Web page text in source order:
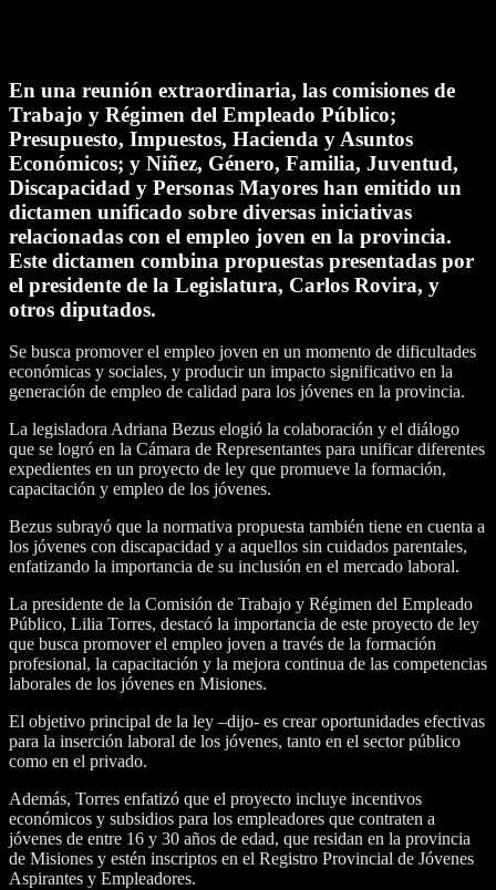
En una reunión extraordinaria, las comisiones de
Trabajo y Régimen del Empleado Público;
Presupuesto, Impuestos, Hacienda y Asuntos
Económicos; y Niñez, Género, Familia, Juventud,
Discapacidad y Personas Mayores han emitido un
dictamen unificado sobre diversas iniciativas
relacionadas con el empleo joven en la provincia.
Este dictamen combina propuestas presentadas por
el presidente de la Legislatura, Carlos Rovira, y
otros diputados.
Se busca promover el empleo joven en un momento de dificultades
económicas y sociales, y producir un impacto significativo en la
generación de empleo de calidad para los jóvenes en la provincia.
La legisladora Adriana Bezus elogió la colaboración y el diálogo
que se logró en la Cámara de Representantes para unificar diferentes
expedientes en un proyecto de ley que promueve la formación,
capacitación y empleo de los jóvenes.
Bezus subrayó que la normativa propuesta también tiene en cuenta a
los jóvenes con discapacidad y a aquellos sin cuidados parentales,
enfatizando la importancia de su inclusión en el mercado laboral.
La presidente de la Comisión de Trabajo y Régimen del Empleado
Público, Lilia Torres, destacó la importancia de este proyecto de ley
que busca promover el empleo joven a través de la formación
profesional, la capacitación y la mejora continua de las competencias
laborales de los jóvenes en Misiones.
El objetivo principal de la ley –dijo- es crear oportunidades efectivas
para la inserción laboral de los jóvenes, tanto en el sector público
como en el privado.
Además, Torres enfatizó que el proyecto incluye incentivos
económicos y subsidios para los empleadores que contraten a
jóvenes de entre 16 y 30 años de edad, que residan en la provincia
de Misiones y estén inscriptos en el Registro Provincial de Jóvenes
Aspirantes y Empleadores.